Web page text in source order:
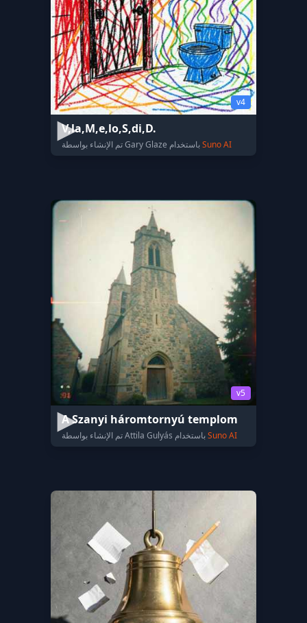
v4
V,la,M,e,lo,S,di,D.
Suno AI
v5
A Szanyi háromtornyú templom
Suno AI